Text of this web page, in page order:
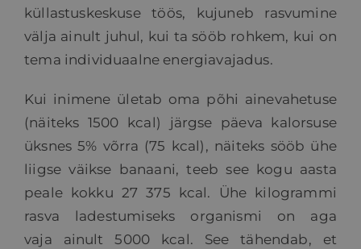
küllastuskeskuse töös, kujuneb rasvumine
välja ainult juhul, kui ta sööb rohkem, kui on
tema individuaalne energiavajadus.
Kui inimene ületab oma põhi ainevahetuse
(näiteks 1500 kcal) järgse päeva kalorsuse
üksnes 5% võrra (75 kcal), näiteks sööb ühe
liigse väikse banaani, teeb see kogu aasta
peale kokku 27 375 kcal. Ühe kilogrammi
rasva ladestumiseks organismi on aga
vaja ainult 5000 kcal. See tähendab, et